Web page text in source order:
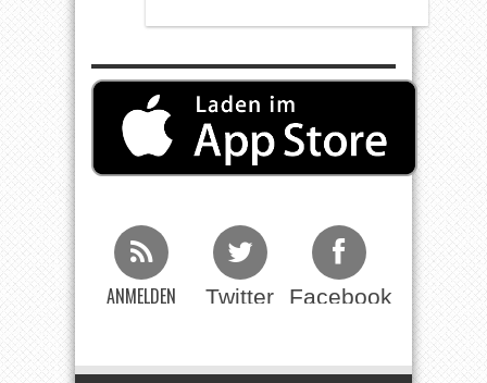
ANMELDEN Twitter Facebook